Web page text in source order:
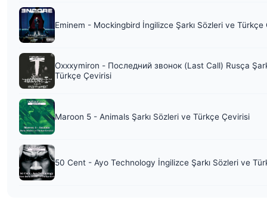
Eminem - Mockingbird İngilizce Şarkı Sözleri ve Türkçe
Oxxxymiron - Последний звонок (Last Call) Rusça
Türkçe Çevirisi
Maroon 5 - Animals Şarkı Sözleri ve Türkçe Çevirisi
50 Cent - Ayo Technology İngilizce Şarkı Sözleri ve